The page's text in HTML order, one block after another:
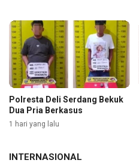
Polresta Deli Serdang Bekuk
Dua Pria Berkasus
1 hari yang lalu
INTERNASIONAL